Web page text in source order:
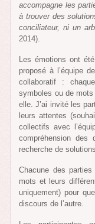
accompagne les
à trouver des
conciliateur, ni un
2014).
Les émotions ont
proposé à l’équipe
collaboratif :
symboles ou de
elle. J’ai invité les
leurs attentes
collectifs avec
compréhension
recherche de
Chacune des
mots et leurs
uniquement) pour
discours de l’autre.